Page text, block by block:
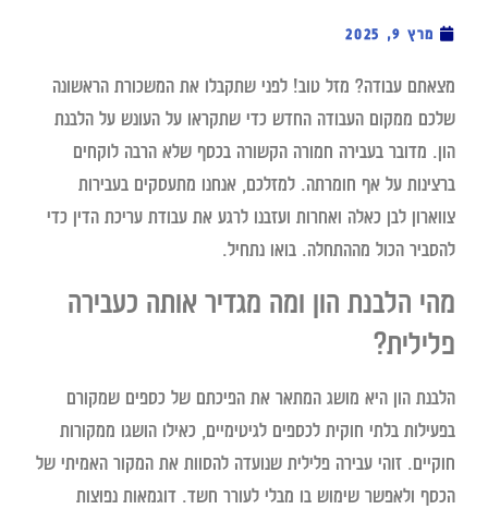
מרץ 9, 2025
מצאתם עבודה? מזל טוב! לפני שתקבלו את המשכורת הראשונה
שלכם ממקום העבודה החדש כדי שתקראו על העונש על הלבנת
הון. מדובר בעבירה חמורה הקשורה בכסף שלא הרבה לוקחים
ברצינות על אף חומרתה. למזלכם, אנחנו מתעסקים בעבירות
צווארון לבן כאלה ואחרות ועזבנו לרגע את עבודת עריכת הדין כדי
להסביר הכול מההתחלה. בואו נתחיל.
מהי הלבנת הון ומה מגדיר אותה כעבירה
פלילית?
הלבנת הון היא מושג המתאר את הפיכתם של כספים שמקורם
בפעילות בלתי חוקית לכספים לגיטימיים, כאילו הושגו ממקורות
חוקיים.זוהי עבירה פלילית שנועדה להסוות את המקור האמיתי של
הכסף ולאפשר שימוש בו מבלי לעורר חשד.דוגמאות נפוצות